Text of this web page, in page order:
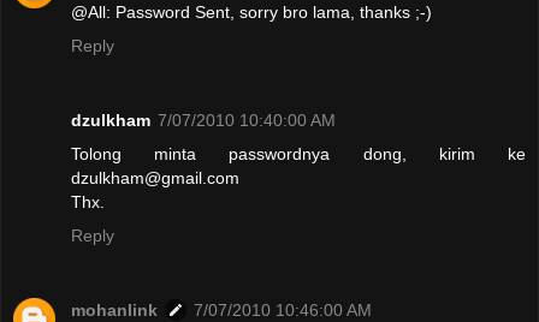
@All: Password Sent, sorry bro lama, thanks ;-)
Reply
dzulkham 7/07/2010 10:40:00 AM
Tolong minta passwordnya dong, kirim ke
dzulkham@gmail.com
Thx.
Reply
mohanlink
7/07/2010 10:46:00 AM